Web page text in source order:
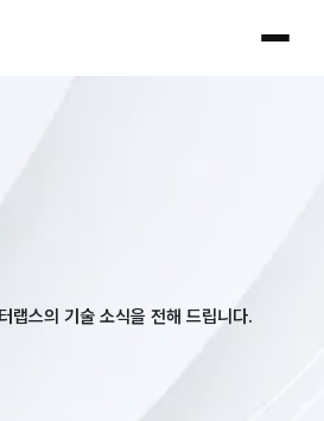
랩스의 기술 소식을 전해 드립니다.